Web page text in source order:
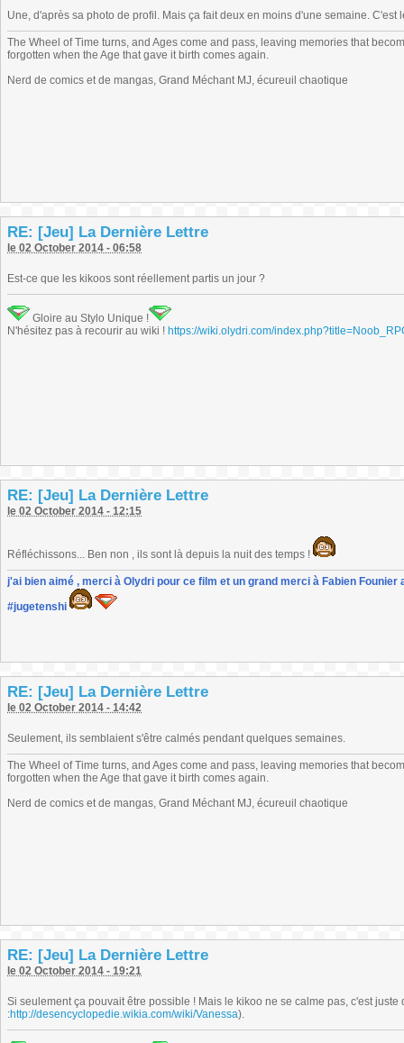
Une, d'après sa photo de profil. Mais ça fait deux en moins d'une semaine. C'est
The Wheel of Time turns, and Ages come and pass, leaving memories that
forgotten when the Age that gave it birth comes again.
Nerd de comics et de mangas, Grand Méchant MJ, écureuil chaotique
RE: [Jeu] La Dernière Lettre
le 02 October 2014 - 06:58
Est-ce que les kikoos sont réellement partis un jour ?
Gloire au Stylo Unique !
N'hésitez pas à recourir au wiki ! https://wiki.olydri.com/
RE: [Jeu] La Dernière Lettre
le 02 October 2014 - 12:15
Réfléchissons... Ben non , ils sont là depuis la nuit des temps !
j'ai bien aimé , merci à Olydri pour ce film et un grand merci à Fabien
#jugetenshi
RE: [Jeu] La Dernière Lettre
le 02 October 2014 - 14:42
Seulement, ils semblaient s'être calmés pendant quelques semaines.
The Wheel of Time turns, and Ages come and pass, leaving memories that
forgotten when the Age that gave it birth comes again.
Nerd de comics et de mangas, Grand Méchant MJ, écureuil chaotique
RE: [Jeu] La Dernière Lettre
le 02 October 2014 - 19:21
Si seulement ça pouvait être possible ! Mais le kikoo ne se calme pas, c'est
:http://desencyclopedie.wikia.com/wiki/Vanessa).